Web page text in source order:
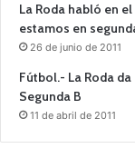
La Roda habló en el
estamos en
26 de junio de 2011
Fútbol.- La Roda
Segunda B
11 de abril de 2011